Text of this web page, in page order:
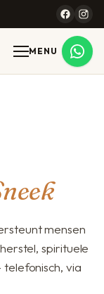
MENU
mensen
spirituele
via